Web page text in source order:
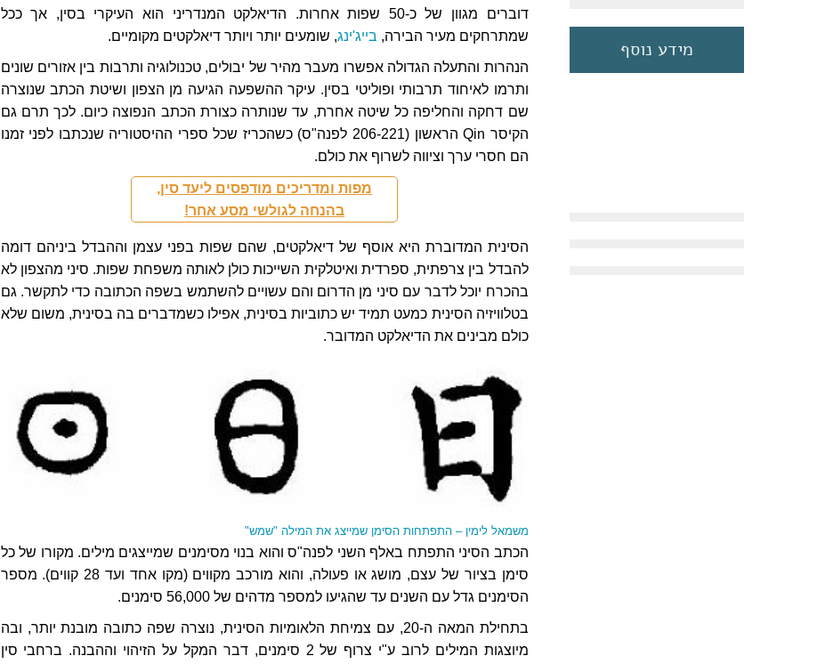
מידע נוסף
דוברים מגוון של כ-50 שפות אחרות. הדיאלקט המנדריני הוא העיקרי בסין, אך ככל
שמתרחקים מעיר הבירה, בייג'ינג, שומעים יותר ויותר דיאלקטים מקומיים.
הנהרות והתעלה הגדולה אפשרו מעבר מהיר של יבולים, טכנולוגיה ותרבות בין אזורים שונים
ותרמו לאיחוד תרבותי ופוליטי בסין. עיקר ההשפעה הגיעה מן הצפון ושיטת הכתב שנוצרה
שם דחקה והחליפה כל שיטה אחרת, עד שנותרה כצורת הכתב הנפוצה כיום. לכך תרם גם
הקיסר Qin הראשון (206-221 לפנה"ס) כשהכריז שכל ספרי ההיסטוריה שנכתבו לפני זמנו
הם חסרי ערך וציווה לשרוף את כולם.
מפות ומדריכים מודפסים ליעד סין,
בהנחה לגולשי מסע אחר!
הסינית המדוברת היא אוסף של דיאלקטים, שהם שפות בפני עצמן וההבדל ביניהם דומה
להבדל בין צרפתית, ספרדית ואיטלקית השייכות כולן לאותה משפחת שפות. סיני מהצפון לא
בהכרח יוכל לדבר עם סיני מן הדרום והם עשויים להשתמש בשפה הכתובה כדי לתקשר. גם
בטלוויזיה הסינית כמעט תמיד יש כתוביות בסינית, אפילו כשמדברים בה בסינית, משום שלא
כולם מבינים את הדיאלקט המדובר.
משמאל לימין – התפתחות הסימן שמייצג את המילה "שמש"
הכתב הסיני התפתח באלף השני לפנה"ס והוא בנוי מסימנים שמייצגים מילים. מקורו של כל
סימן בציור של עצם, מושג או פעולה, והוא מורכב מקווים (מקו אחד ועד 28 קווים). מספר
הסימנים גדל עם השנים עד שהגיעו למספר מדהים של 56,000 סימנים.
בתחילת המאה ה-20, עם צמיחת הלאומיות הסינית, נוצרה שפה כתובה מובנת יותר, ובה
מיוצגות המילים לרוב ע"י צרוף של 2 סימנים, דבר המקל על הזיהוי וההבנה. ברחבי סין